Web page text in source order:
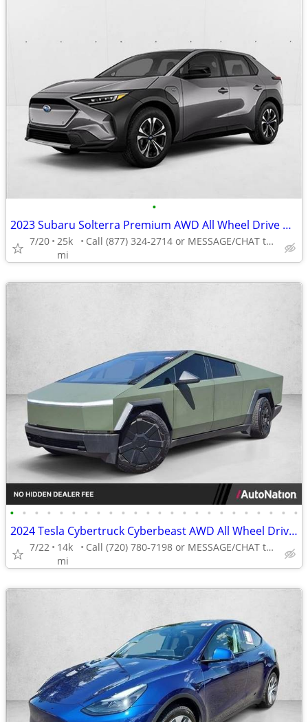
•
2023 Subaru Solterra Premium AWD All Wheel Drive Certified SUV Electric AUTONATI
7/20 25k
mi
Call (877) 324-2714 or MESSAGE/CHAT to confirm availability
• • • • • • • • • • • • • • • • • • • • • • • •
2024 Tesla Cybertruck Cyberbeast AWD All Wheel Drive Electric Crew cab AUTONATIO
7/22
14k
mi
Call (720) 780-7198 or MESSAGE/CHAT to confirm availability